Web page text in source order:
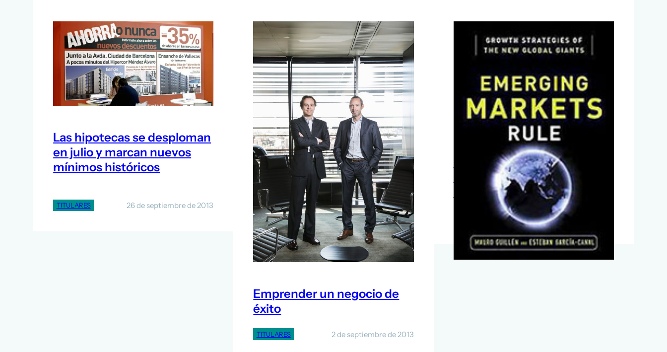
Las hipotecas se desploman
en julio y marcan nuevos
mínimos históricos
TITULARES 26 de septiembre de 2013
Emprender un negocio de
éxito
TITULARES 2 de septiembre de 2013
Emerging Market
Multinationals: New Giants
on the Block
2 de septiembre de 2013